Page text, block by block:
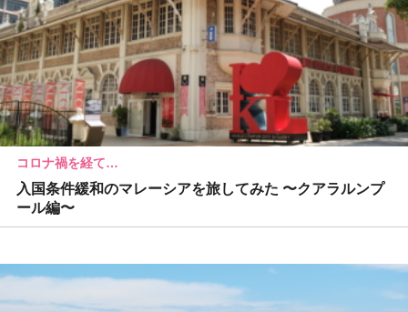
コロナ禍を経て…
入国条件緩和のマレーシアを旅してみた 〜クアラルンプ
ール編〜